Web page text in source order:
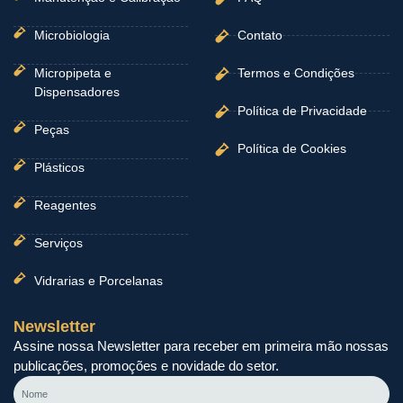
Microbiologia
Micropipeta e
Dispensadores
Peças
Plásticos
Reagentes
Serviços
Vidrarias e Porcelanas
Contato
Termos e Condições
Política de Privacidade
Política de Cookies
Newsletter
Assine nossa Newsletter para receber em primeira mão nossas
publicações, promoções e novidade do setor.
Nome